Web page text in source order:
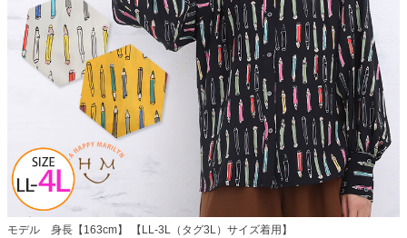
モデル 身長【163cm】 【LL-3L（タグ3L）サイズ着用】